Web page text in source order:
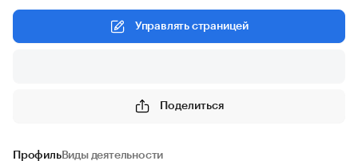
Управлять страницей
Поделиться
ПрофильВиды деятельности